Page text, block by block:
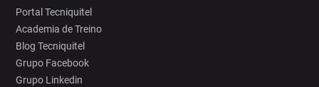
Portal Tecniquitel
Academia de Treino
Blog Tecniquitel
Grupo Facebook
Grupo Linkedin